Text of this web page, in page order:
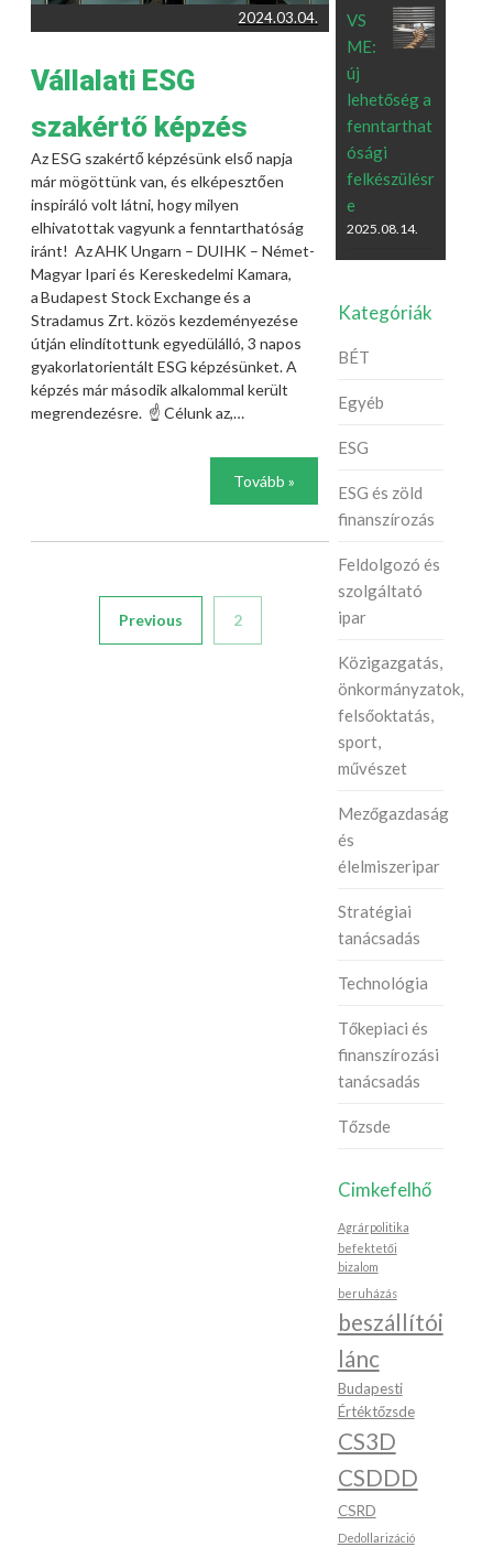
2024.03.04.
Vállalati ESG
szakértő képzés
Az ESG szakértő képzésünk első napja
már mögöttünk van, és elképesztően
inspiráló volt látni, hogy milyen
elhivatottak vagyunk a fenntarthatóság
iránt! Az AHK Ungarn – DUIHK – Német-
Magyar Ipari és Kereskedelmi Kamara,
a Budapest Stock Exchange és a
Stradamus Zrt. közös kezdeményezése
útján elindítottunk egyedülálló, 3 napos
gyakorlatorientált ESG képzésünket. A
képzés már második alkalommal került
megrendezésre. ☝ Célunk az,…
Tovább »
Previous 2
VS
ME:
új
lehetőség a
fenntarthat
ósági
felkészülésr
e
2025.08.14.
Kategóriák
BÉT
Egyéb
ESG
ESG és zöld
finanszírozás
Feldolgozó és
szolgáltató
ipar
Közigazgatás,
önkormányzatok,
felsőoktatás,
sport,
művészet
Mezőgazdaság
és
élelmiszeripar
Stratégiai
tanácsadás
Technológia
Tőkepiaci és
finanszírozási
tanácsadás
Tőzsde
Cimkefelhő
Agrárpolitika
befektetői
bizalom
beruházás
beszállítói
lánc
Budapesti
Értéktőzsde
CS3D
CSDDD
CSRD
Dedollarizáció